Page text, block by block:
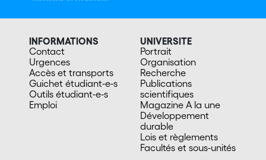
INFORMATIONS
Contact
Urgences
Accès et transports
Guichet étudiant-e-s
Outils étudiant-e-s
Emploi
UNIVERSITE
Portrait
Organisation
Recherche
Publications
scientifiques
Magazine A la une
Développement
durable
Lois et règlements
Facultés et sous-unités